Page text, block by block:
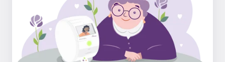
innen
velfredsteknologi